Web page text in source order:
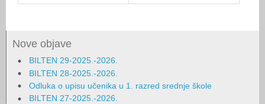
Nove objave
BILTEN 29-2025.-2026.
BILTEN 28-2025.-2026.
Odluka o upisu učenika u 1. razred srednje škole
BILTEN 27-2025.-2026.